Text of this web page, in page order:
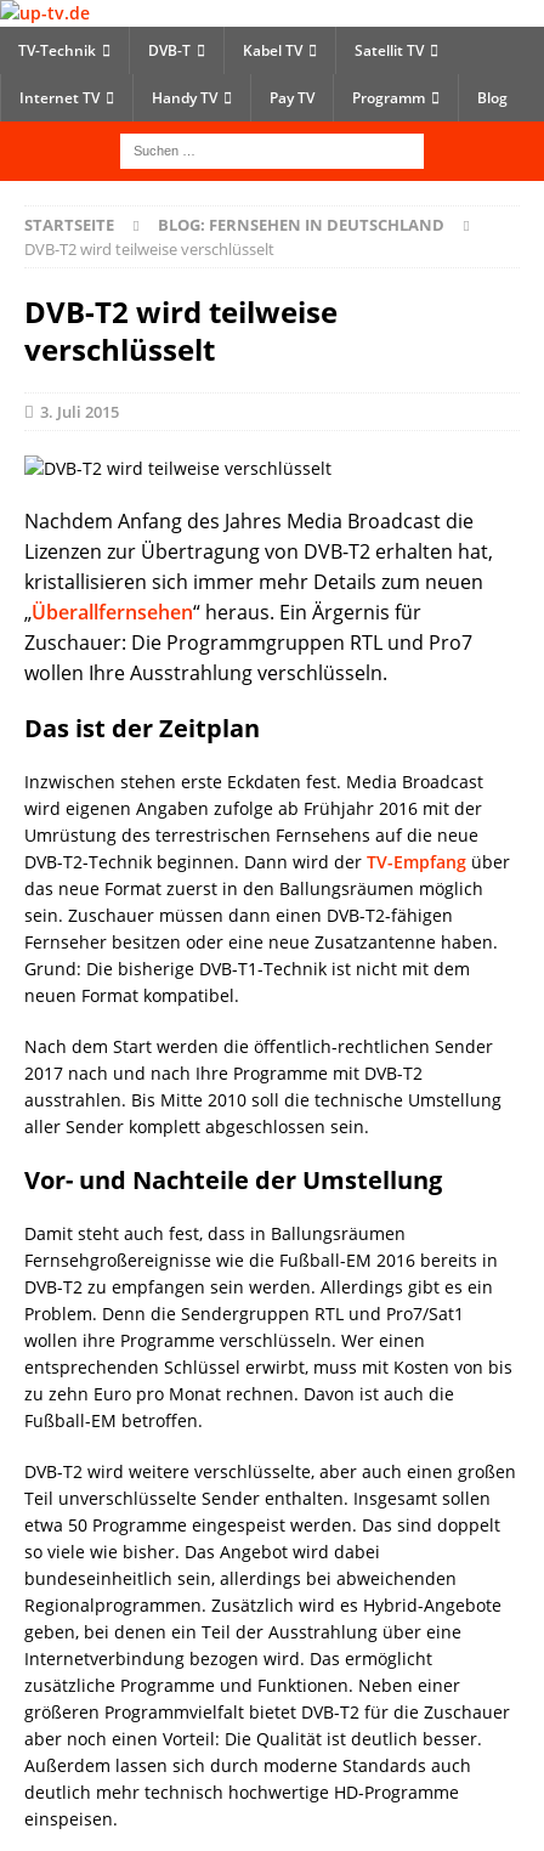
TV-Technik DVB-T Kabel TV Satellit TV
Internet TV Handy TV Pay TV Programm Blog
STARTSEITE
BLOG: FERNSEHEN IN DEUTSCHLAND
DVB-T2 wird teilweise verschlüsselt
DVB-T2 wird teilweise
verschlüsselt
3. Juli 2015
Nachdem Anfang des Jahres Media Broadcast die
Lizenzen zur Übertragung von DVB-T2 erhalten hat,
kristallisieren sich immer mehr Details zum neuen
„Überallfernsehen“ heraus. Ein Ärgernis für
Zuschauer: Die Programmgruppen RTL und Pro7
wollen Ihre Ausstrahlung verschlüsseln.
Das ist der Zeitplan
Inzwischen stehen erste Eckdaten fest. Media Broadcast
wird eigenen Angaben zufolge ab Frühjahr 2016 mit der
Umrüstung des terrestrischen Fernsehens auf die neue
DVB-T2-Technik beginnen. Dann wird der TV-Empfang über
das neue Format zuerst in den Ballungsräumen möglich
sein. Zuschauer müssen dann einen DVB-T2-fähigen
Fernseher besitzen oder eine neue Zusatzantenne haben.
Grund: Die bisherige DVB-T1-Technik ist nicht mit dem
neuen Format kompatibel.
Nach dem Start werden die öffentlich-rechtlichen Sender
2017 nach und nach Ihre Programme mit DVB-T2
ausstrahlen. Bis Mitte 2010 soll die technische Umstellung
aller Sender komplett abgeschlossen sein.
Vor- und Nachteile der Umstellung
Damit steht auch fest, dass in Ballungsräumen
Fernsehgroßereignisse wie die Fußball-EM 2016 bereits in
DVB-T2 zu empfangen sein werden. Allerdings gibt es ein
Problem. Denn die Sendergruppen RTL und Pro7/Sat1
wollen ihre Programme verschlüsseln. Wer einen
entsprechenden Schlüssel erwirbt, muss mit Kosten von bis
zu zehn Euro pro Monat rechnen. Davon ist auch die
Fußball-EM betroffen.
DVB-T2 wird weitere verschlüsselte, aber auch einen großen
Teil unverschlüsselte Sender enthalten. Insgesamt sollen
etwa 50 Programme eingespeist werden. Das sind doppelt
so viele wie bisher. Das Angebot wird dabei
bundeseinheitlich sein, allerdings bei abweichenden
Regionalprogrammen. Zusätzlich wird es Hybrid-Angebote
geben, bei denen ein Teil der Ausstrahlung über eine
Internetverbindung bezogen wird. Das ermöglicht
zusätzliche Programme und Funktionen. Neben einer
größeren Programmvielfalt bietet DVB-T2 für die Zuschauer
aber noch einen Vorteil: Die Qualität ist deutlich besser.
Außerdem lassen sich durch moderne Standards auch
deutlich mehr technisch hochwertige HD-Programme
einspeisen.